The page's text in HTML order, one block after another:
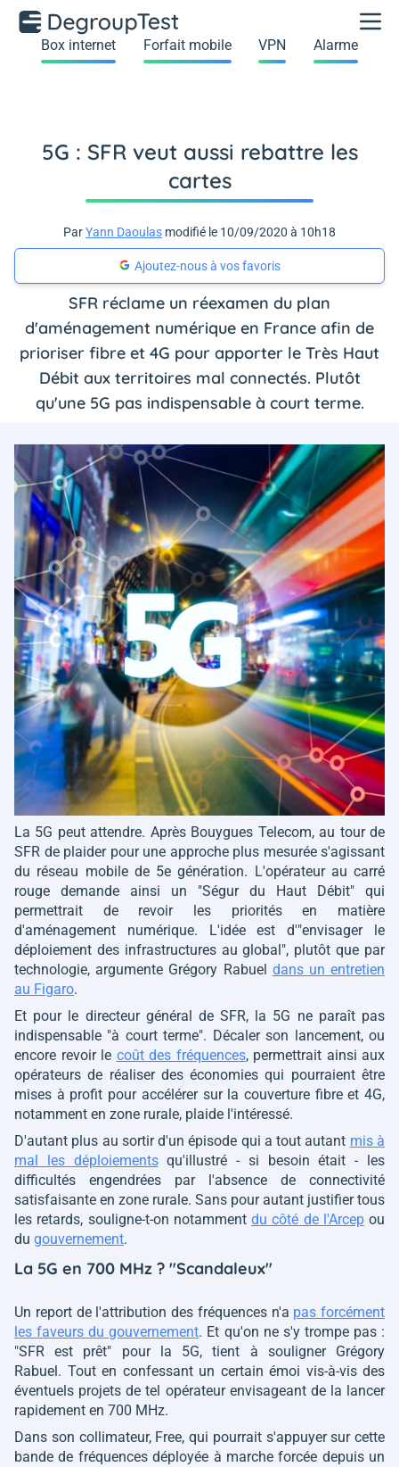
Box internet Forfait mobile VPN Alarme
5G : SFR veut aussi rebattre les
cartes
ParYann Daoulas modifié le 10/09/2020 à 10h18
Ajoutez-nous à vos favoris
SFR réclame un réexamen du plan
d'aménagement numérique en France afin de
prioriser fibre et 4G pour apporter le Très Haut
Débit aux territoires mal connectés. Plutôt
qu'une 5G pas indispensable à court terme.
La 5G peut attendre. Après Bouygues Telecom, au tour de
SFR de plaider pour une approche plus mesurée s'agissant
du réseau mobile de 5e génération. L'opérateur au carré
rouge demande ainsi un "Ségur du Haut Débit" qui
permettrait de revoir les priorités en matière
d'aménagement numérique. L'idée est d'"envisager le
déploiement des infrastructures au global", plutôt que par
technologie, argumente Grégory Rabuel dans un entretien
au Figaro.
Et pour le directeur général de SFR, la 5G ne paraît pas
indispensable "à court terme". Décaler son lancement, ou
encore revoir le coût des fréquences, permettrait ainsi aux
opérateurs de réaliser des économies qui pourraient être
mises à profit pour accélérer sur la couverture fibre et 4G,
notamment en zone rurale, plaide l'intéressé.
D'autant plus au sortir d'un épisode qui a tout autant mis à
mal les déploiementsqu'illustré - si besoin était - les
difficultés engendrées par l'absence de connectivité
satisfaisante en zone rurale. Sans pour autant justifier tous
les retards, souligne-t-on notamment du côté de l'Arcepou
du gouvernement.
La 5G en 700 MHz ? "Scandaleux"
Un report de l'attribution des fréquences n'a pas forcément
les faveurs du gouvernement. Et qu'on ne s'y trompe pas :
"SFR est prêt" pour la 5G, tient à souligner Grégory
Rabuel. Tout en confessant un certain émoi vis-à-vis des
éventuels projets de tel opérateur envisageant de la lancer
rapidement en 700 MHz.
Dans son collimateur, Free, qui pourrait s'appuyer sur cette
bande de fréquences déployée à marche forcée depuis un